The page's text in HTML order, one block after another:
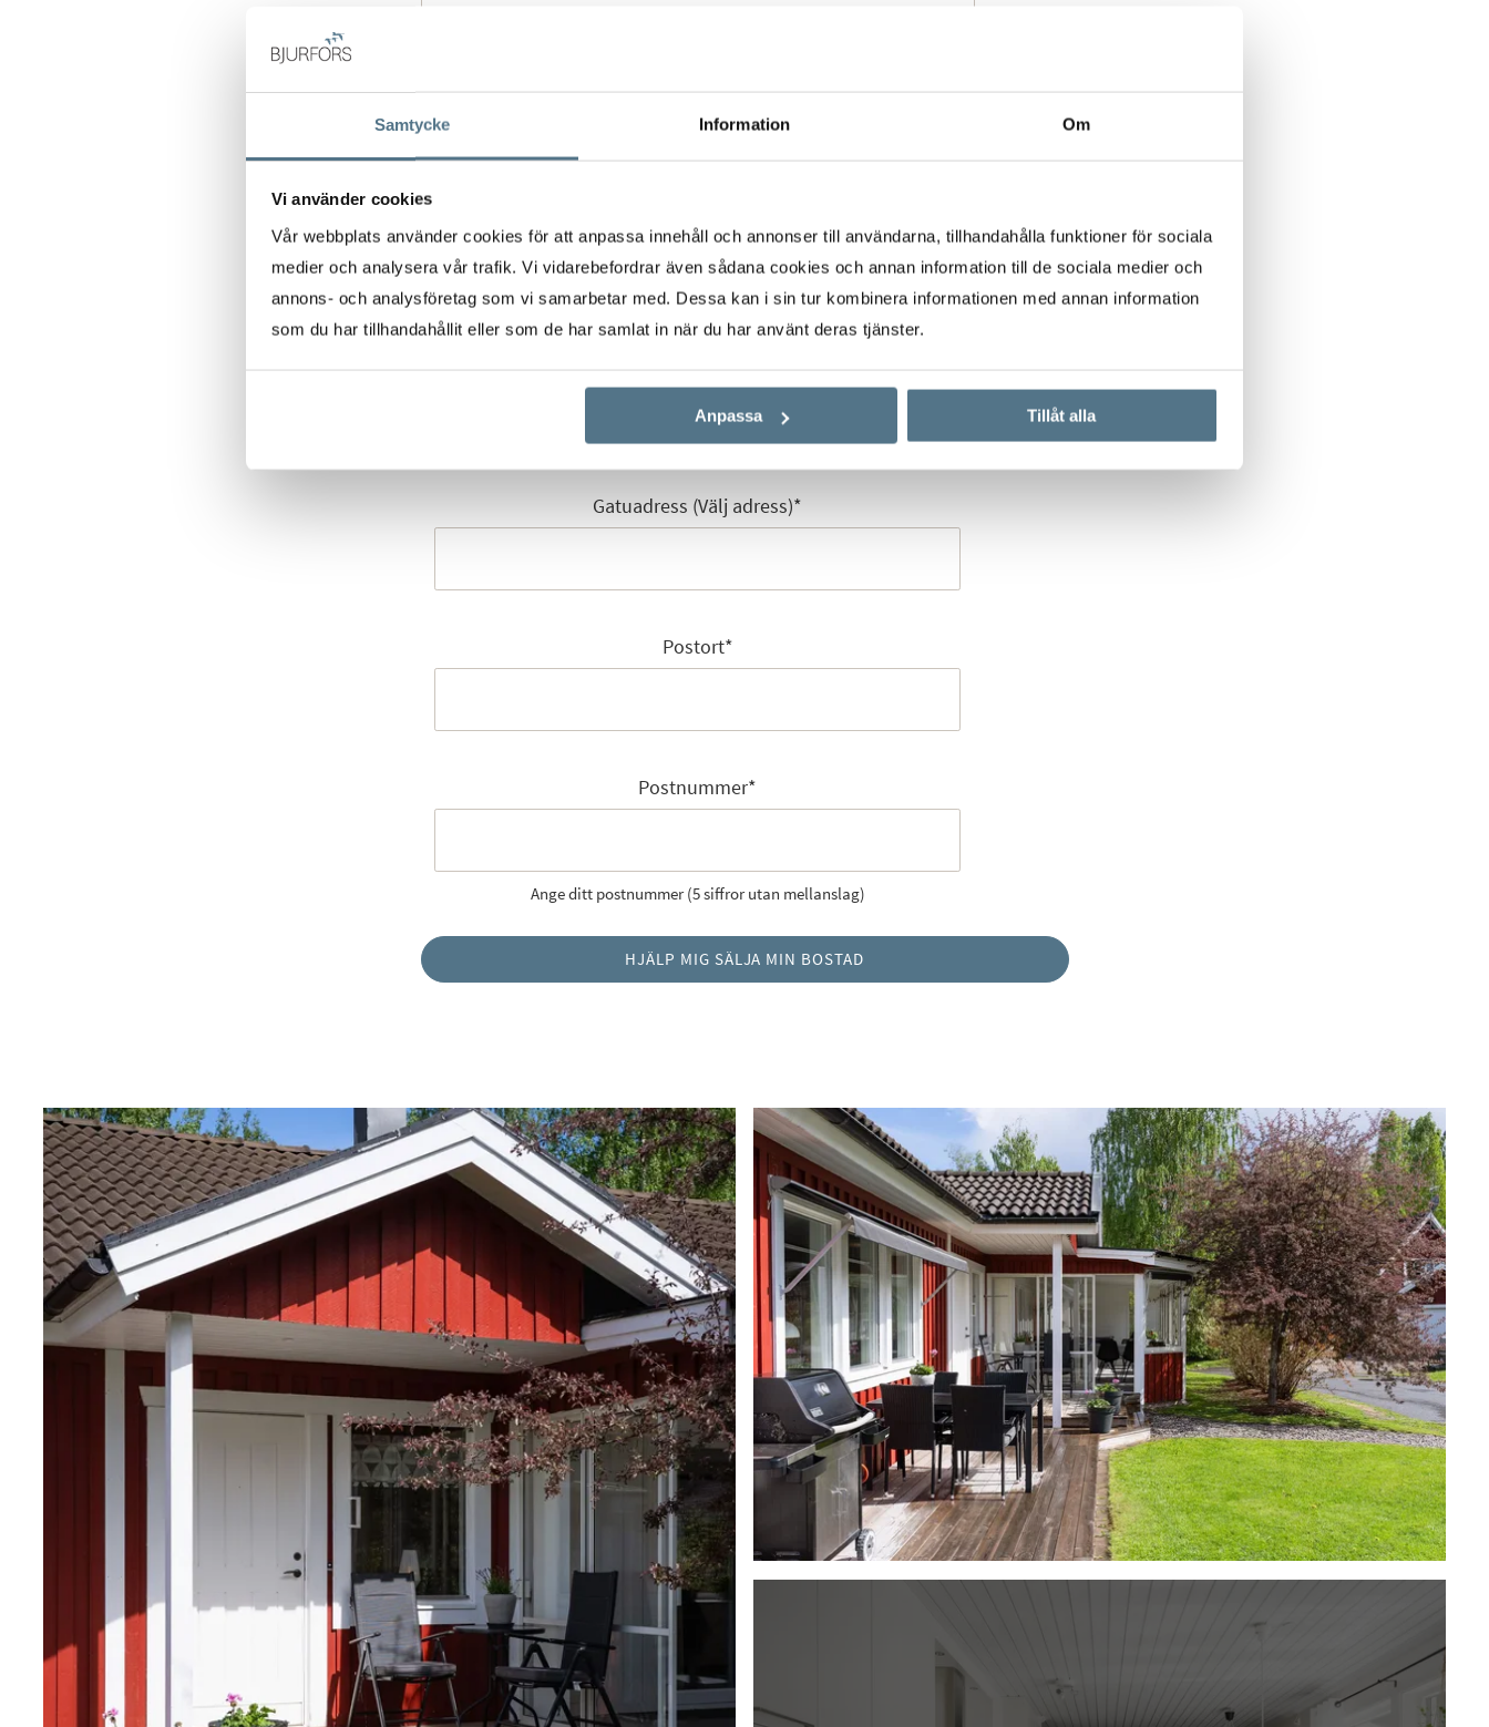
Samtycke Information Om
Vi använder cookies
Vår webbplats använder cookies för att anpassa innehåll och annonser till användarna, tillhandahålla funktioner för sociala
medier och analysera vår trafik. Vi vidarebefordrar även sådana cookies och annan information till de sociala medier och
annons- och analysföretag som vi samarbetar med. Dessa kan i sin tur kombinera informationen med annan information
som du har tillhandahållit eller som de har samlat in när du har använt deras tjänster.
Anpassa Tillåt alla
Mobilnummer
E-post*
Gatuadress (Välj adress)*
Postort*
Postnummer*
Ange ditt postnummer (5 siffror utan mellanslag)